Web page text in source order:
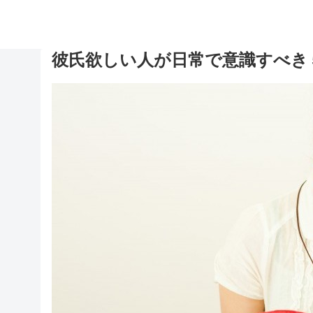
彼氏欲しい人が日常で意識すべき